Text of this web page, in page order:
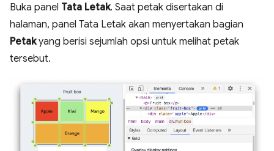
Buka panel Tata Letak. Saat petak disertakan di
halaman, panel Tata Letak akan menyertakan bagian
Petakyang berisi sejumlah opsi untuk melihat petak
tersebut.